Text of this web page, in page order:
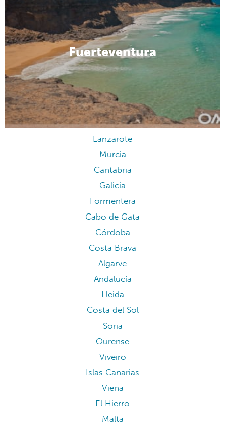
Fuerteventura
Lanzarote
Murcia
Cantabria
Galicia
Formentera
Cabo de Gata
Córdoba
Costa Brava
Algarve
Andalucía
Lleida
Costa del Sol
Soria
Ourense
Viveiro
Islas Canarias
Viena
El Hierro
Malta